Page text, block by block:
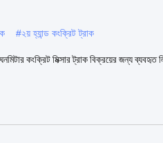
#২য় হ্যান্ড কংক্রিট ট্রাক
কংক্রিট মিক্সার ট্রাক বিক্রয়ের জন্য ব্যবহৃত